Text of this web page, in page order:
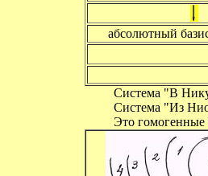
абсолютный
Система "В
Система "Из
Это гомогенные